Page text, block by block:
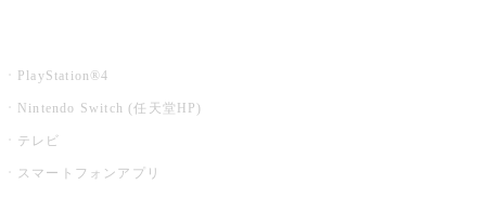
PlayStation®4
Nintendo Switch (任天堂HP)
テレビ
スマートフォンアプリ